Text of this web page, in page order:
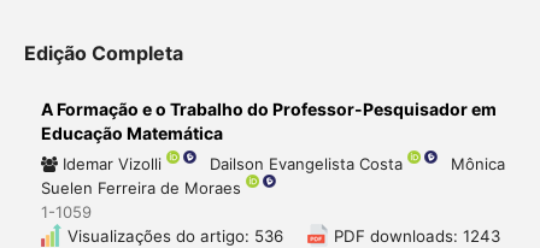
Edição Completa
A Formação e o Trabalho do Professor-Pesquisador em
Educação Matemática
Idemar Vizolli Dailson Evangelista Costa
Mônica
Suelen Ferreira de Moraes
1-1059
Visualizações do artigo: 536
PDF downloads: 1243